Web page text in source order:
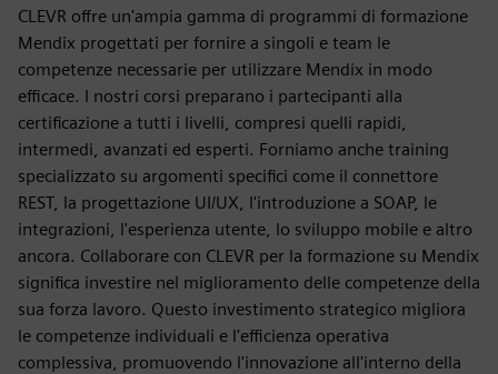
CLEVR offre un'ampia gamma di programmi di formazione
Mendix progettati per fornire a singoli e team le
competenze necessarie per utilizzare Mendix in modo
efficace. I nostri corsi preparano i partecipanti alla
certificazione a tutti i livelli, compresi quelli rapidi,
intermedi, avanzati ed esperti. Forniamo anche training
specializzato su argomenti specifici come il connettore
REST, la progettazione UI/UX, l'introduzione a SOAP, le
integrazioni, l'esperienza utente, lo sviluppo mobile e altro
ancora. Collaborare con CLEVR per la formazione su Mendix
significa investire nel miglioramento delle competenze della
sua forza lavoro. Questo investimento strategico migliora
le competenze individuali e l'efficienza operativa
complessiva, promuovendo l'innovazione all'interno della